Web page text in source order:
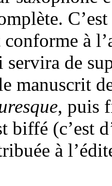
conforme à
servira de
manuscrit
, puis
biffé (c’est
à